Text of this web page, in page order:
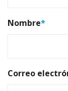
Nombre*
Correo